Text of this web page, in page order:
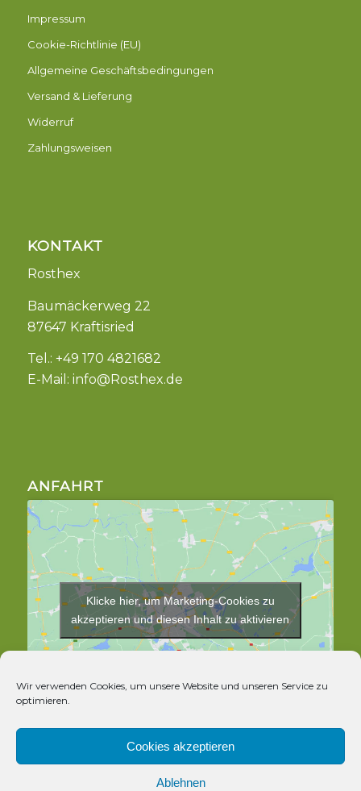
Wir verwenden Cookies, um unsere Website und unseren Service zu
optimieren.
Cookies akzeptieren
Ablehnen
Impressum
Cookie-Richtlinie (EU)
Allgemeine Geschäftsbedingungen
Versand & Lieferung
Widerruf
Zahlungsweisen
KONTAKT
Rosthex
Baumäckerweg 22
87647 Kraftisried
Tel.: +49 170 4821682
E-Mail: info@Rosthex.de
ANFAHRT
Klicke hier, um Marketing-Cookies zu
akzeptieren und diesen Inhalt zu aktivieren